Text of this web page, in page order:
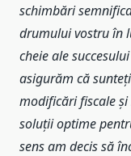
schimbări
drumului vostru în
cheie ale
asigurăm că
modificări fiscale
soluții optime
sens am decis să